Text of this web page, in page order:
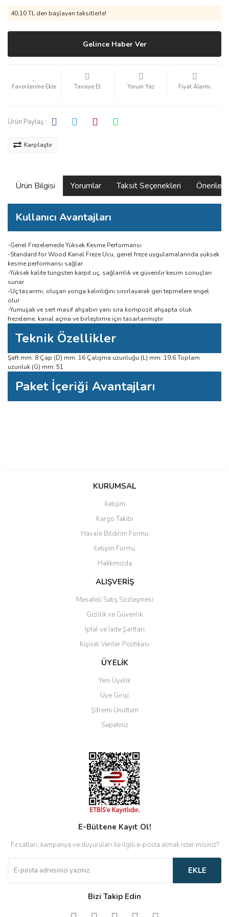
40,10 TL den başlayan taksitlerle!
Gelince Haber Ver
Tavsiye Et Yorum Yaz Fiyat Alarmı
Ürün Paylaş :
Karşılaştır
Ürün Bilgisi Yorumlar Taksit Seçenekleri
Kullanıcı Avantajları
-Genel Frezelemede Yüksek Kesme Performansı
-Standard for Wood Kanal Freze Ucu, genel freze uygulamalarında yüksek
kesme performansı sağlar
-Yüksek kalite tungsten karpit uç, sağlamlık ve güvenilir kesim sonuçları
sunar
-Uç tasarımı, oluşan yonga kalınlığını sınırlayarak geri tepmelere engel
olur
-Yumuşak ve sert masif ahşabın yanı sıra kompozit ahşapta oluk
frezeleme, kanal açma ve birleştirme için tasarlanmıştır
Teknik Özellikler
Şaft mm: 8 Çap (D) mm: 16 Çalışma uzunluğu (L) mm: 19,6 Toplam
uzunluk (G) mm: 51
Paket İçeriği Avantajları
Görüş ve önerileriniz için teşekkür ederiz.
Ürün resmi kalitesiz, bozuk veya görüntülenemiyor.
Ürün açıklamasında eksik bilgiler bulunuyor.
Ürün bilgilerinde hatalar bulunuyor.
Gönder
KURUMSAL
İletişim
Kargo Takibi
Havale Bildirim Formu
İletişim Formu
Hakkımızda
ALIŞVERİŞ
Mesafeli Satış Sözleşmesi
Gizlilik ve Güvenlik
İptal ve İade Şartları
Kişisel Veriler Politikası
ÜYELİK
Yeni Üyelik
Üye Girişi
Şifremi Unuttum
Sepetiniz
E-Bültene Kayıt Ol!
Fırsatları, kampanya ve duyuruları ile ilgili e-posta almak ister misiniz?
EKLE
Bizi Takip Edin